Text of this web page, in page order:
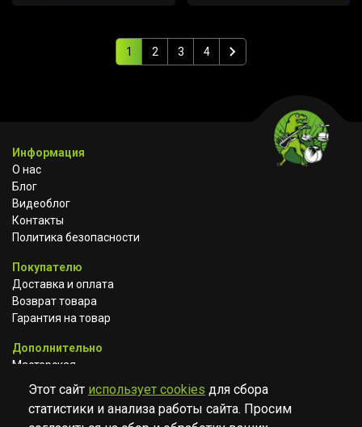
1 2 3 4
Информация
О нас
Блог
Видеоблог
Контакты
Политика безопасности
Покупателю
Доставка и оплата
Возврат товара
Гарантия на товар
Дополнительно
Мастерская
Сотрудничество
Этот сайт использует cookies для сбора
статистики и анализа работы сайта. Просим